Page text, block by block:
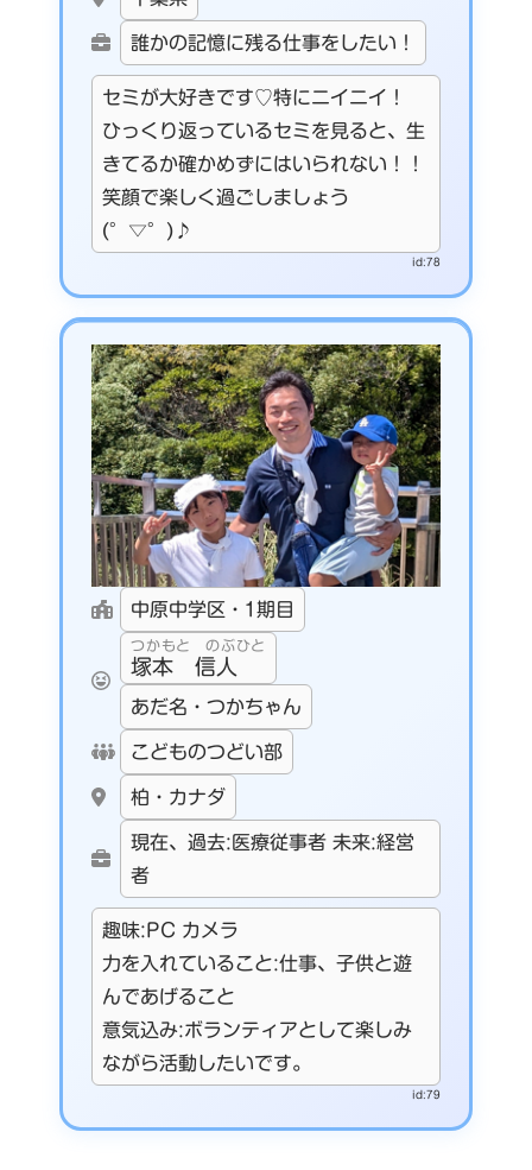
誰かの記憶に残る仕事をしたい！
セミが大好きです♡特にニイニイ！
ひっくり返っているセミを見ると、生
きてるか確かめずにはいられない！！
笑顔で楽しく過ごしましょう
(°▽°)♪
id:78
中原中学区・1期目
つかもと のぶひと
塚本 信人
あだ名・つかちゃん
こどものつどい部
柏・カナダ
現在、過去:医療従事者 未来:経営
者
趣味:PC カメラ
力を入れていること:仕事、子供と遊
んであげること
意気込み:ボランティアとして楽しみ
ながら活動したいです。
id:79